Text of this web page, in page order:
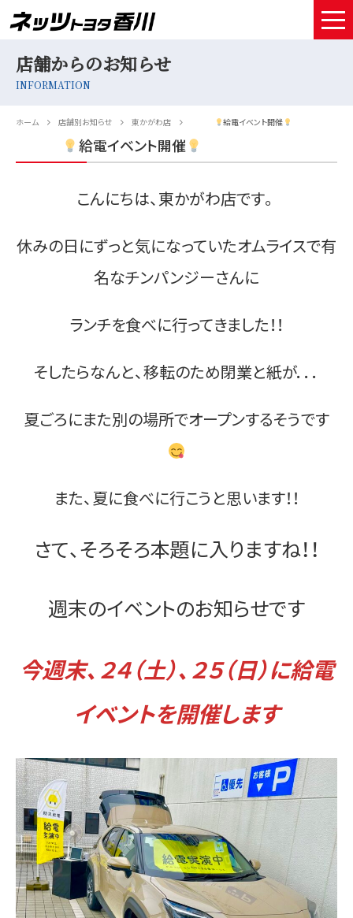
試乗予約
店舗情報
サービスメンテナンス
お得なお支払い
採用情報
お問い合わせ
店舗からのお知らせ
INFORMATION
ホーム 店舗別お知らせ 東かがわ店 給電イベント開催
給電イベント開催
こんにちは、東かがわ店です。
休みの日にずっと気になっていたオムライスで有
名なチンパンジーさんに
ランチを食べに行ってきました！！
そしたらなんと、移転のため閉業と紙が．．．
夏ごろにまた別の場所でオープンするそうです
また、夏に食べに行こうと思います！！
さて、そろそろ本題に入りますね！！
週末のイベントのお知らせです
今週末、２４（土）、２５（日）に給電
イベントを開催します